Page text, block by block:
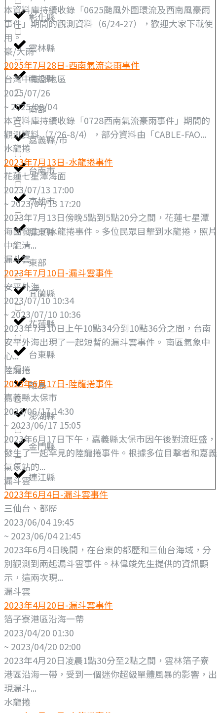
彰化縣
雲林縣
南投縣
南部
嘉義縣/市
台南市
高雄市
屏東縣
東部
宜蘭縣
花蓮縣
台東縣
離島
澎湖縣
金門縣
連江縣
本資料庫持續收錄「0625颱風外圍環流及西南風豪雨
事件」期間的觀測資料（6/24-27），歡迎大家下載使
用。
豪/大雨
2025年7月28日-西南氣流豪雨事件
台灣中南部地區
2025/07/26
~ 2025/08/04
本資料庫持續收錄「0728西南氣流豪雨事件」期間的
觀測資料（7/26-8/4），部分資料由「CABLE-FAO...
水龍捲
2023年7月13日-水龍捲事件
花蓮七星潭海面
2023/07/13 17:00
~ 2023/07/13 17:20
2023年7月13日傍晚5點到5點20分之間，花蓮七星潭
海面發生了水龍捲事件。多位民眾目擊到水龍捲，照片
中能清...
漏斗雲
2023年7月10日-漏斗雲事件
安平外海
2023/07/10 10:34
~ 2023/07/10 10:36
2023年7月10日上午10點34分到10點36分之間，台南
安平外海出現了一起短暫的漏斗雲事件。 南區氣象中
心...
陸龍捲
2023年6月17日-陸龍捲事件
嘉義縣太保市
2023/06/17 14:30
~ 2023/06/17 15:05
2023年6月17日下午，嘉義縣太保市因午後對流旺盛，
發生了一起罕見的陸龍捲事件。根據多位目擊者和嘉義
氣象站的...
漏斗雲
2023年6月4日-漏斗雲事件
三仙台、都歷
2023/06/04 19:45
~ 2023/06/04 21:45
2023年6月4日晚間，在台東的都歷和三仙台海域，分
別觀測到兩起漏斗雲事件。林偉竣先生提供的資訊顯
示，這兩次現...
漏斗雲
2023年4月20日-漏斗雲事件
箔子寮港區沿海一帶
2023/04/20 01:30
~ 2023/04/20 02:00
2023年4月20日凌晨1點30分至2點之間，雲林箔子寮
港區沿海一帶，受到一個迷你超級單體風暴的影響，出
現漏斗...
水龍捲